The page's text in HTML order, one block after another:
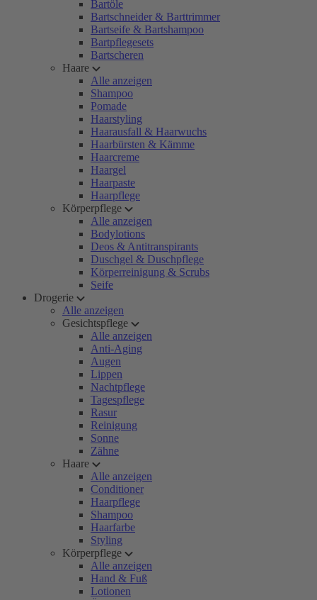
Bartöle
Bartschneider & Barttrimmer
Bartseife & Bartshampoo
Bartpflegesets
Bartscheren
Haare
Alle anzeigen
Shampoo
Pomade
Haarstyling
Haarausfall & Haarwuchs
Haarbürsten & Kämme
Haarcreme
Haargel
Haarpaste
Haarpflege
Körperpflege
Alle anzeigen
Bodylotions
Deos & Antitranspirants
Duschgel & Duschpflege
Körperreinigung & Scrubs
Seife
Drogerie
Alle anzeigen
Gesichtspflege
Alle anzeigen
Anti-Aging
Augen
Lippen
Nachtpflege
Tagespflege
Rasur
Reinigung
Sonne
Zähne
Haare
Alle anzeigen
Conditioner
Haarpflege
Shampoo
Haarfarbe
Styling
Körperpflege
Alle anzeigen
Hand & Fuß
Lotionen